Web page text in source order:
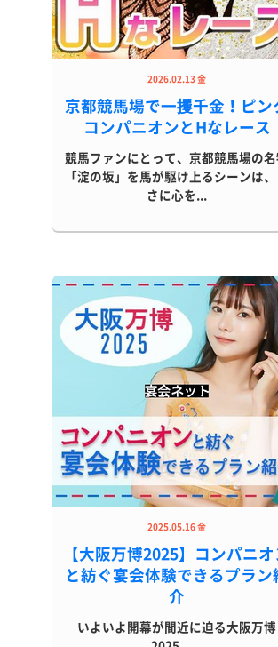
2026.02.13 金
京都競馬場で一攫千金！ピン
コンパニオンとHなレース
競馬ファンにとって、京都競馬場の
「淀の坂」を馬が駆け上るシーンは、
さに心を...
2025.05.16 金
【大阪万博2025】コンパニ
と紡ぐ宴会体験できるプラン
介
いよいよ開幕が間近に迫る大阪万博